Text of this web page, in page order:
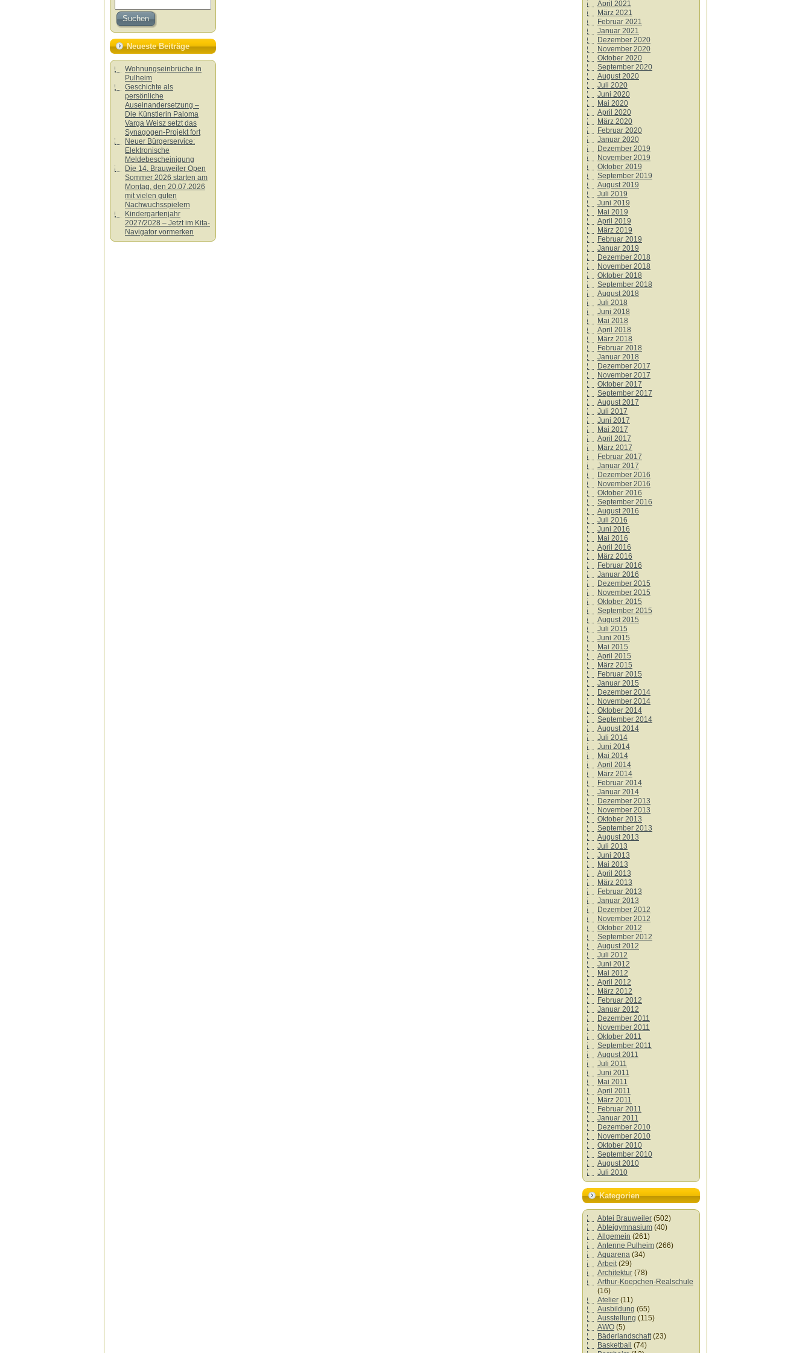
Neueste Beiträge
Wohnungseinbrüche in
Pulheim
Geschichte als
persönliche
Auseinandersetzung –
Die Künstlerin Paloma
Varga Weisz setzt das
Synagogen-Projekt fort
Neuer Bürgerservice:
Elektronische
Meldebescheinigung
Die 14. Brauweiler Open
Sommer 2026 starten am
Montag, den 20.07.2026
mit vielen guten
Nachwuchsspielern
Kindergartenjahr
2027/2028 – Jetzt im Kita-
Navigator vormerken
April 2021
März 2021
Februar 2021
Januar 2021
Dezember 2020
November 2020
Oktober 2020
September 2020
August 2020
Juli 2020
Juni 2020
Mai 2020
April 2020
März 2020
Februar 2020
Januar 2020
Dezember 2019
November 2019
Oktober 2019
September 2019
August 2019
Juli 2019
Juni 2019
Mai 2019
April 2019
März 2019
Februar 2019
Januar 2019
Dezember 2018
November 2018
Oktober 2018
September 2018
August 2018
Juli 2018
Juni 2018
Mai 2018
April 2018
März 2018
Februar 2018
Januar 2018
Dezember 2017
November 2017
Oktober 2017
September 2017
August 2017
Juli 2017
Juni 2017
Mai 2017
April 2017
März 2017
Februar 2017
Januar 2017
Dezember 2016
November 2016
Oktober 2016
September 2016
August 2016
Juli 2016
Juni 2016
Mai 2016
April 2016
März 2016
Februar 2016
Januar 2016
Dezember 2015
November 2015
Oktober 2015
September 2015
August 2015
Juli 2015
Juni 2015
Mai 2015
April 2015
März 2015
Februar 2015
Januar 2015
Dezember 2014
November 2014
Oktober 2014
September 2014
August 2014
Juli 2014
Juni 2014
Mai 2014
April 2014
März 2014
Februar 2014
Januar 2014
Dezember 2013
November 2013
Oktober 2013
September 2013
August 2013
Juli 2013
Juni 2013
Mai 2013
April 2013
März 2013
Februar 2013
Januar 2013
Dezember 2012
November 2012
Oktober 2012
September 2012
August 2012
Juli 2012
Juni 2012
Mai 2012
April 2012
März 2012
Februar 2012
Januar 2012
Dezember 2011
November 2011
Oktober 2011
September 2011
August 2011
Juli 2011
Juni 2011
Mai 2011
April 2011
März 2011
Februar 2011
Januar 2011
Dezember 2010
November 2010
Oktober 2010
September 2010
August 2010
Juli 2010
Kategorien
Abtei Brauweiler (502)
Abteigymnasium (40)
Allgemein (261)
Antenne Pulheim (266)
Aquarena (34)
Arbeit(29)
Architektur (78)
Arthur-Koepchen-Realschule
(16)
Atelier (11)
Ausbildung (65)
Ausstellung (115)
AWO (5)
Bäderlandschaft(23)
Basketball
(74)